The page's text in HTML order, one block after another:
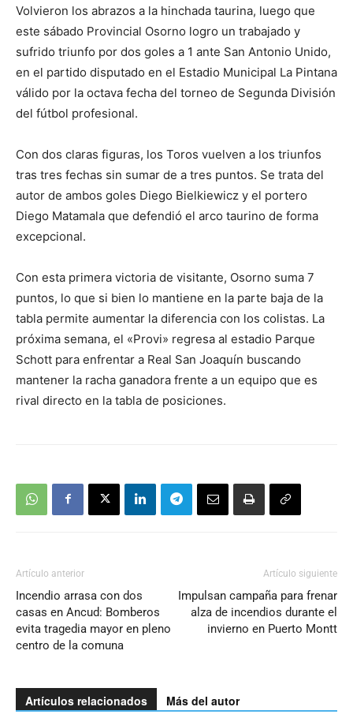
Volvieron los abrazos a la hinchada taurina, luego que
este sábado Provincial Osorno logro un trabajado y
sufrido triunfo por dos goles a 1 ante San Antonio Unido,
en el partido disputado en el Estadio Municipal La Pintana
válido por la octava fecha del torneo de Segunda División
del fútbol profesional.
Con dos claras figuras, los Toros vuelven a los triunfos
tras tres fechas sin sumar de a tres puntos. Se trata del
autor de ambos goles Diego Bielkiewicz y el portero
Diego Matamala que defendió el arco taurino de forma
excepcional.
Con esta primera victoria de visitante, Osorno suma 7
puntos, lo que si bien lo mantiene en la parte baja de la
tabla permite aumentar la diferencia con los colistas. La
próxima semana, el «Provi» regresa al estadio Parque
Schott para enfrentar a Real San Joaquín buscando
mantener la racha ganadora frente a un equipo que es
rival directo en la tabla de posiciones.
Artículo anterior
Incendio arrasa con dos
casas en Ancud: Bomberos
evita tragedia mayor en pleno
centro de la comuna
Artículo siguiente
Impulsan campaña para frenar
alza de incendios durante el
invierno en Puerto Montt
Artículos relacionados Más del autor